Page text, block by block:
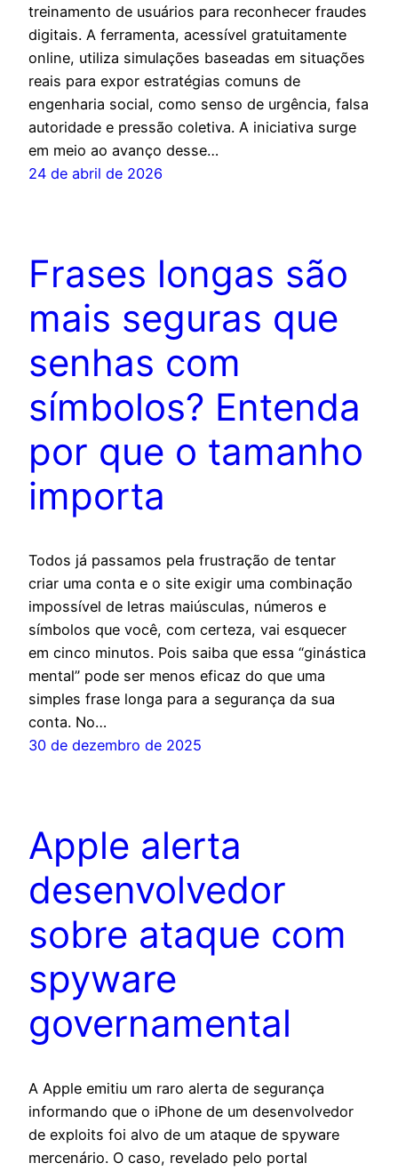
treinamento de usuários para reconhecer fraudes
digitais. A ferramenta, acessível gratuitamente
online, utiliza simulações baseadas em situações
reais para expor estratégias comuns de
engenharia social, como senso de urgência, falsa
autoridade e pressão coletiva. A iniciativa surge
em meio ao avanço desse…
24 de abril de 2026
Frases longas são
mais seguras que
senhas com
símbolos? Entenda
por que o tamanho
importa
Todos já passamos pela frustração de tentar
criar uma conta e o site exigir uma combinação
impossível de letras maiúsculas, números e
símbolos que você, com certeza, vai esquecer
em cinco minutos. Pois saiba que essa “ginástica
mental” pode ser menos eficaz do que uma
simples frase longa para a segurança da sua
conta. No…
30 de dezembro de 2025
Apple alerta
desenvolvedor
sobre ataque com
spyware
governamental
A Apple emitiu um raro alerta de segurança
informando que o iPhone de um desenvolvedor
de exploits foi alvo de um ataque de spyware
mercenário. O caso, revelado pelo portal